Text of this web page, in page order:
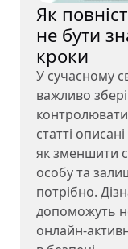
Як
не бути
кроки
У сучасному
важливо
статті
як зменшити
особу та
потрібно.
допоможуть
онлайн-